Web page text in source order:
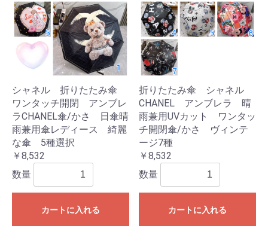
シャネル 折りたたみ傘
ワンタッチ開閉 アンブレ
ラCHANEL傘/かさ 日傘晴
雨兼用傘レディース 綺麗
な傘 5種選択
￥8,532
数量
カートに入れる
折りたたみ傘 シャネル
CHANEL アンブレラ 晴
雨兼用UVカット ワンタッ
チ開閉傘/かさ ヴィンテ
ージ7種
￥8,532
数量
カートに入れる